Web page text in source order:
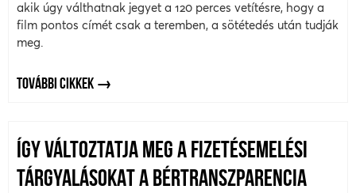
akik úgy válthatnak jegyet a 120 perces vetítésre, hogy a
film pontos címét csak a teremben, a sötétedés után tudják
meg.
TOVÁBBI CIKKEK
ÍGY VÁLTOZTATJA MEG A FIZETÉSEMELÉSI
TÁRGYALÁSOKAT A BÉRTRANSZPARENCIA